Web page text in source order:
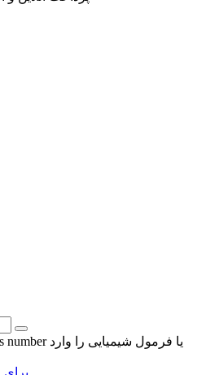
برای محصولات بیشتر کلیک کنید.